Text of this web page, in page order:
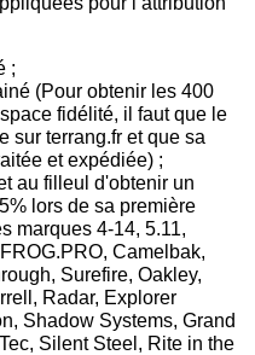
;
(Pour obtenir les 400
fidélité, il faut que le
sur terrang.fr et que sa
et expédiée) ;
au filleul d'obtenir un
lors de sa première
marques 4-14, 5.11,
Camelbak,
Surefire, Oakley,
Radar, Explorer
Shadow Systems, Grand
Silent Steel, Rite in the